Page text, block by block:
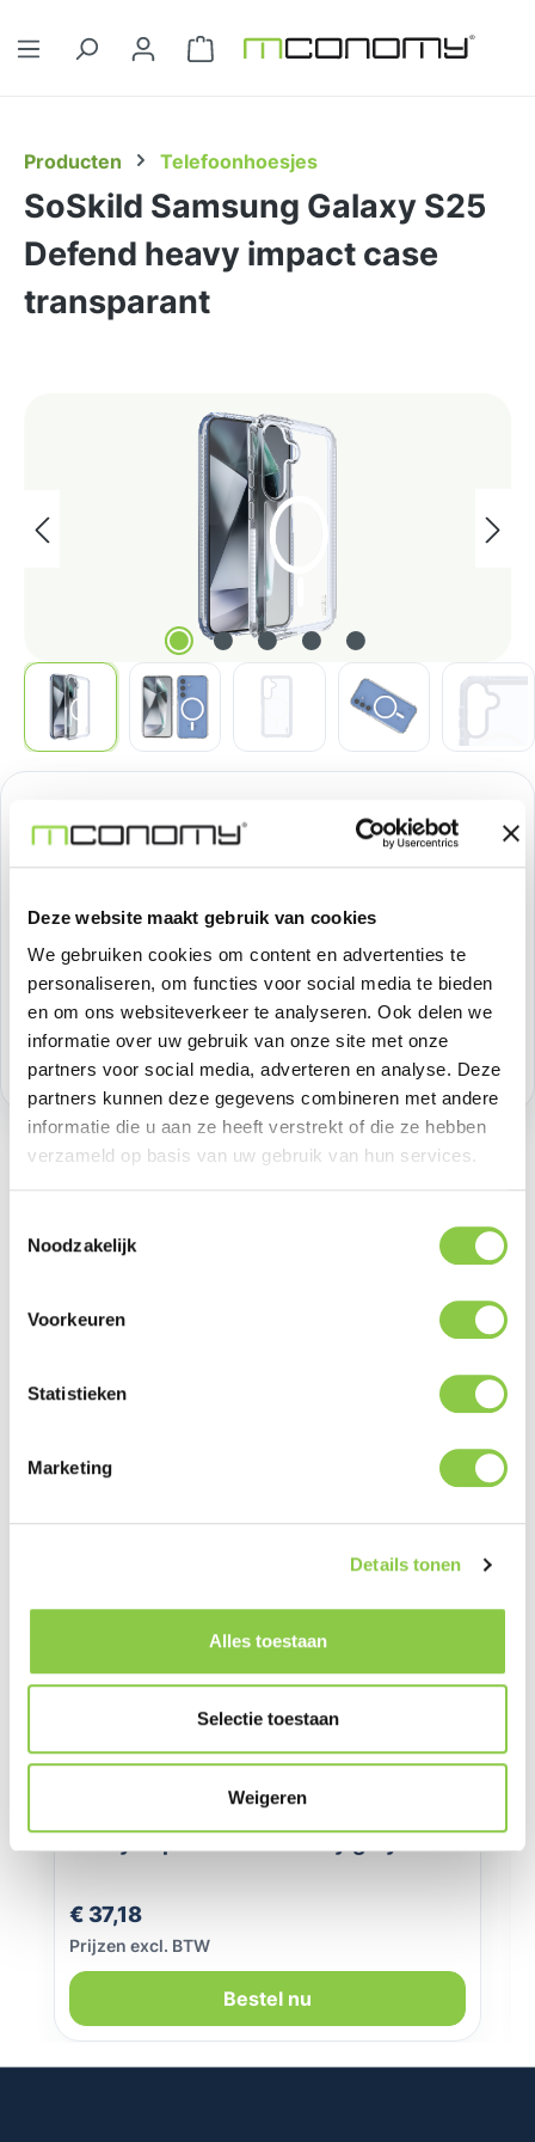
Deze website maakt gebruik van cookies
We gebruiken cookies om content en advertenties te
personaliseren, om functies voor social media te bieden
en om ons websiteverkeer te analyseren. Ook delen we
informatie over uw gebruik van onze site met onze
partners voor social media, adverteren en analyse. Deze
partners kunnen deze gegevens combineren met andere
informatie die u aan ze heeft verstrekt of die ze hebben
verzameld op basis van uw gebruik van hun services.
Noodzakelijk
Voorkeuren
Statistieken
Marketing
Details tonen
Alles toestaan
Selectie toestaan
Weigeren
Winkelwagentje bevat 0 artikelen.
Producten Telefoonhoesjes
SoSkild Samsung Galaxy S25
Defend heavy impact case
transparant
€ 37,18
Prijzen excl. BTW
Producthoeveelheid: Voer de
Bestel nu
Productnummer:SOSIMP0134
Voorraad: >100
Ontdek de Defend Heavy Impact Hoes voor de
ultieme bescherming te bieden. De Def…
Meer
SoSkild Samsung Galaxy S25+ Defend
Normale prijs:
€ 37,18
Prijzen excl. BTW
Bestel nu